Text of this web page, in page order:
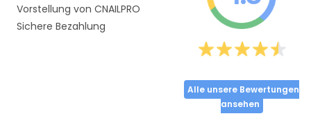
Vorstellung von CNAILPRO
Sichere Bezahlung
Alle unsere Bewertungen
ansehen